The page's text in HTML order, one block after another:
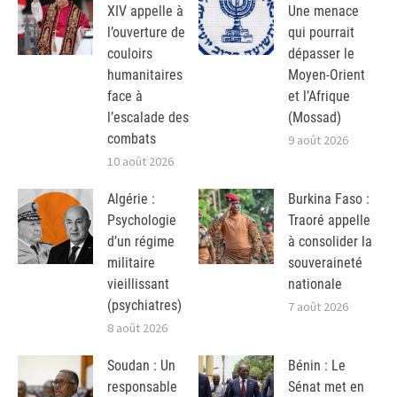
XIV appelle à
l’ouverture de
couloirs
humanitaires
face à
l’escalade des
combats
10 août 2026
Une menace
qui pourrait
dépasser le
Moyen-Orient
et l’Afrique
(Mossad)
9 août 2026
Algérie :
Psychologie
d’un régime
militaire
vieillissant
(psychiatres)
8 août 2026
Burkina Faso :
Traoré appelle
à consolider la
souveraineté
nationale
7 août 2026
Soudan : Un
responsable
Bénin : Le
Sénat met en